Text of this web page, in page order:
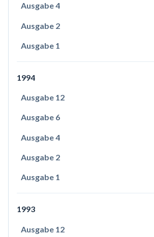
Ausgabe 4
Ausgabe 2
Ausgabe 1
1994
Ausgabe 12
Ausgabe 6
Ausgabe 4
Ausgabe 2
Ausgabe 1
1993
Ausgabe 12